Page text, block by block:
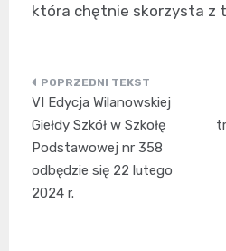
która chętnie skorzysta z
Nawigacja
wpisu
VI Edycja Wilanowskiej
Giełdy Szkół w Szkołę
Podstawowej nr 358
odbędzie się 22 lutego
2024 r.